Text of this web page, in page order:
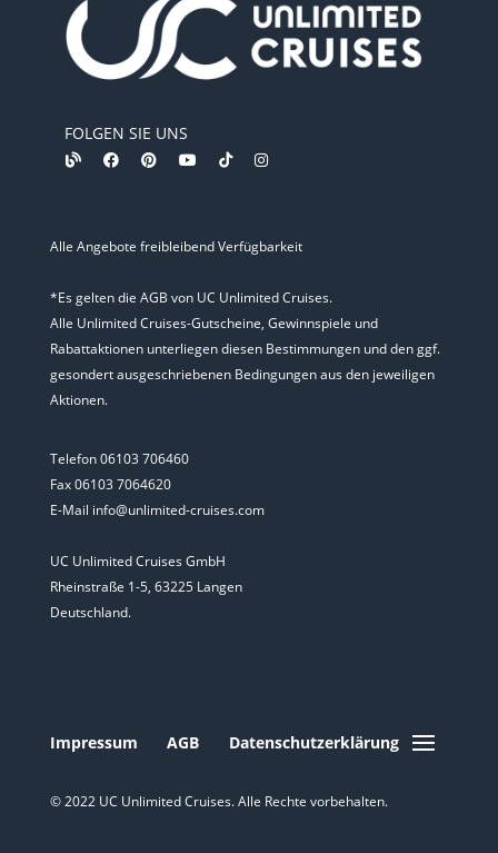
FOLGEN SIE UNS
Alle Angebote freibleibend Verfügbarkeit
*Es gelten die AGB von UC Unlimited Cruises.
Alle Unlimited Cruises-Gutscheine, Gewinnspiele und
Rabattaktionen unterliegen diesen Bestimmungen und den ggf.
gesondert ausgeschriebenen Bedingungen aus den jeweiligen
Aktionen.
Telefon 06103 706460
Fax 06103 7064620
E-Mail info@unlimited-cruises.com
UC Unlimited Cruises GmbH
Rheinstraße 1-5, 63225 Langen
Deutschland.
Impressum AGB Datenschutzerklärung
© 2022 UC Unlimited Cruises. Alle Rechte vorbehalten.